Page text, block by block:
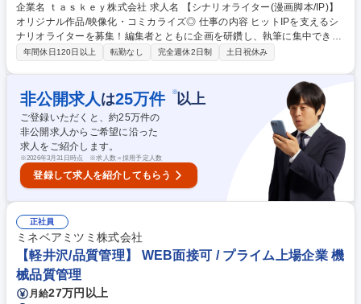
企業名 ｔａｓｋｅｙ株式会社 求人名 【シナリオライター(漫画脚本/IP)】
オリジナル作品/映像化・コミカライズ◎ 仕事の内容 ヒットIPを支えるシ
ナリオライターを募集！編集者とともに企画を研鑽し、執筆に集中できる
環境とあなたの筆力で最高の物語へと昇華させる、執筆のプロフェッショ
リオ) ■taskey STUDIOで立案された企画やプロット案を元にした、詳細プ
ロットの作成 ■読者を惹きつける魅力的な世界観・キャラクター設定の肉
付け ■編集者と連携し、読者からのフィードバックを元にした改善、ブラ
ッシュアップ ■担当作品のコミカライズ/映像化等、メディアミックス時の
シナリオ協力・監修 募集職種 【シナリオライター(漫画脚本/IP)】オリジ
ナル作品/映像化・コミカライズ◎
年間休日120日以上 転勤なし 完全週休2日制 土日祝休み
非公開求人 は25万件 ※以上
ご登録いただくと、約25万件の
非公開求人からご希望に沿った
求人をご紹介します。
※2026年3月31日時点 ※求人数＝採用予定人数
登録して求人を紹介してもらう
正社員
ミネベアミツミ株式会社
【軽井沢/品質管理】 WEB面接可 / プライム上場企業 機
械品質管理
月給27万円以上